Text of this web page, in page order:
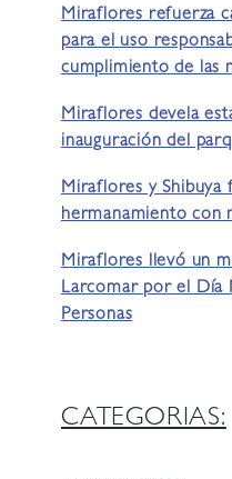
Miraflores refuerza
para el uso
cumplimiento de las
Miraflores devela
inauguración del
Miraflores y Shibuya
hermanamiento con
Miraflores llevó un
Larcomar por el Día
Personas
CATEGORIAS: